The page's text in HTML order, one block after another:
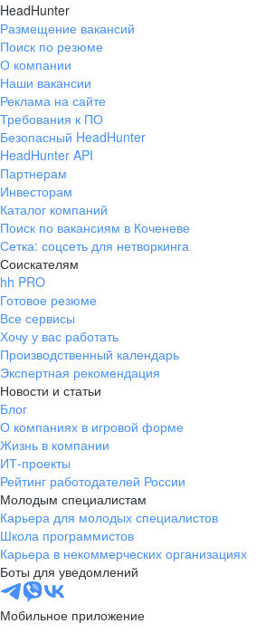
HeadHunter
Размещение вакансий
Поиск по резюме
О компании
Наши вакансии
Реклама на сайте
Требования к ПО
Безопасный HeadHunter
HeadHunter API
Партнерам
Инвесторам
Каталог компаний
Поиск по вакансиям в Коченеве
Сетка: соцсеть для нетворкинга
Соискателям
hh PRO
Готовое резюме
Все сервисы
Хочу у вас работать
Производственный календарь
Экспертная рекомендация
Новости и статьи
Блог
О компаниях в игровой форме
Жизнь в компании
ИТ-проекты
Рейтинг работодателей России
Молодым специалистам
Карьера для молодых специалистов
Школа программистов
Карьера в некоммерческих организациях
Боты для уведомлений
Мобильное приложение